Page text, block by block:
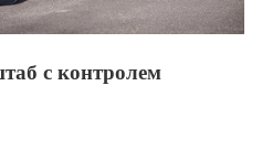
с контролем